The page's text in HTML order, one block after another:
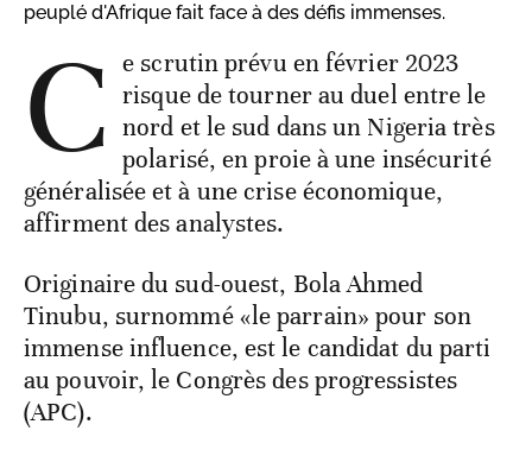
peuplé d'Afrique fait face à des défis immenses.
C e scrutin prévu en février 2023
risque de tourner au duel entre le
nord et le sud dans un Nigeria très
polarisé, en proie à une insécurité
généralisée et à une crise économique,
affirment des analystes.
Originaire du sud-ouest, Bola Ahmed
Tinubu, surnommé «le parrain» pour son
immense influence, est le candidat du parti
au pouvoir, le Congrès des progressistes
(APC).